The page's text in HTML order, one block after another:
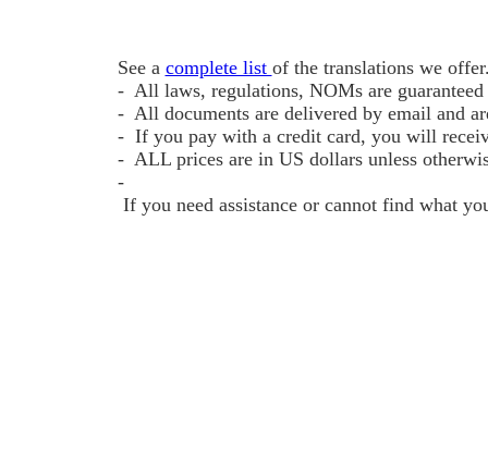
See a complete list of the translations we
- All laws, regulations, NOMs are guaranteed
- All documents are delivered by email and
- If you pay with a credit card, you will
- ALL prices are in US dollars unless
-
If you need assistance or cannot find what